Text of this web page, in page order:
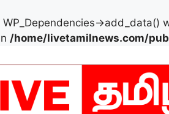
WP_Dependencies-
/home/livetamilnews.com/